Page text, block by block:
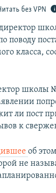
11 ИСТОРИЙ
КРЫМА
без VPN
поводу
класса,
школы
ли пост
к
об
не